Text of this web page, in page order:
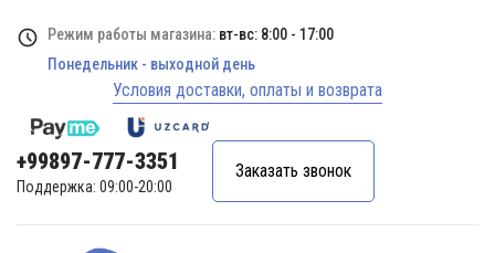
Режим работы магазина: вт-вс: 8:00 - 17:00
Понедельник - выходной день
Условия доставки, оплаты и возврата
+99897-777-3351
Поддержка: 09:00-20:00
Заказать звонок